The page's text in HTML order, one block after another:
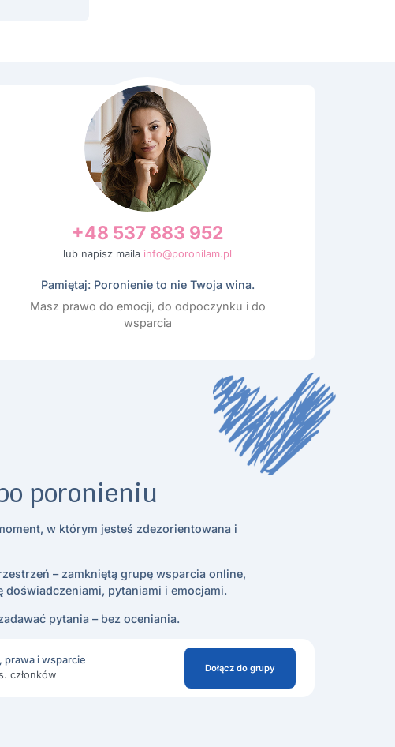
+48 537 883 952
lub napisz maila info@poronilam.pl
Pamiętaj: Poronienie to nie Twoja wina.
Masz prawo do emocji, do odpoczynku i do
wsparcia
poronieniu
w którym jesteś zdezorientowana i
– zamkniętą grupę wsparcia online,
pytaniami i emocjami.
pytania – bez oceniania.
prawa i wsparcie
członków
Dołącz do grupy